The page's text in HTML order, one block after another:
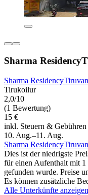
Sharma
Sharma
Tirukoilur
2,0/10
(1 Bewertung)
15 €
inkl. Steuern & Gebühren
10. Aug.–11. Aug.
Sharma
Dies ist der niedrigste
für einen Aufenthalt mit
gefunden wurde. Preise
Es können zusätzliche
Alle Unterkünfte anzeigen